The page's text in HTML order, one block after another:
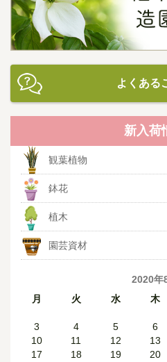
よくある
新入荷
観葉植物
鉢花
植木
園芸資材
2020年
月
火 水 木
3
4 5 6
10
11 12 13
17
18 19 20